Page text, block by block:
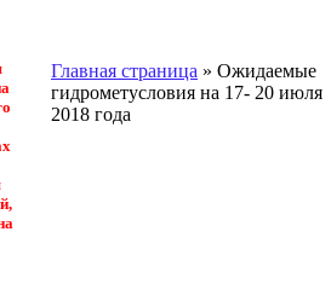
Главная страница » Ожидаемые
гидрометусловия на 17- 20 июля
2018 года